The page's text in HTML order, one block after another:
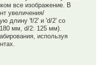
все изображение. В
увеличения/
длину 'f/2' и 'd/2' со
мм, d/2: 125 мм).
используя